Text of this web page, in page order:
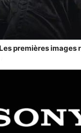
premières images